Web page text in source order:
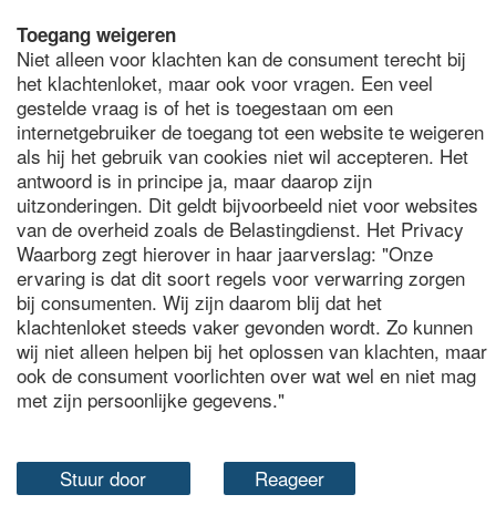
Toegang weigeren
Niet alleen voor klachten kan de consument terecht bij
het klachtenloket, maar ook voor vragen. Een veel
gestelde vraag is of het is toegestaan om een
internetgebruiker de toegang tot een website te weigeren
als hij het gebruik van cookies niet wil accepteren. Het
antwoord is in principe ja, maar daarop zijn
uitzonderingen. Dit geldt bijvoorbeeld niet voor websites
van de overheid zoals de Belastingdienst. Het Privacy
Waarborg zegt hierover in haar jaarverslag: "Onze
ervaring is dat dit soort regels voor verwarring zorgen
bij consumenten. Wij zijn daarom blij dat het
klachtenloket steeds vaker gevonden wordt. Zo kunnen
wij niet alleen helpen bij het oplossen van klachten, maar
ook de consument voorlichten over wat wel en niet mag
met zijn persoonlijke gegevens."
Stuur door Reageer